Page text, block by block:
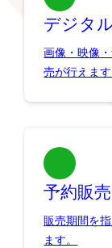
デジタ
画像・映像
売が行えます
予約販売
販売期間を
ます。